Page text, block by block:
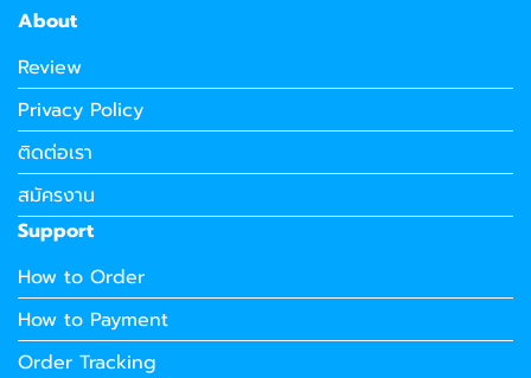
About
Review
Privacy Policy
ติดต่อเรา
สมัครงาน
Support
How to Order
How to Payment
Order Tracking